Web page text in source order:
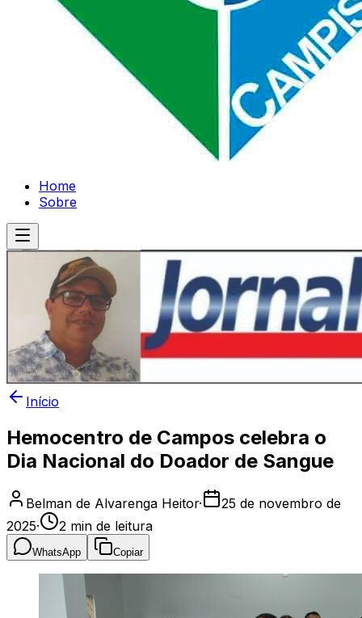
Home
Sobre
Início
Hemocentro de Campos celebra o
Dia Nacional do Doador de Sangue
Belman de Alvarenga Heitor·
25 de novembro de
2025· 2 min de leitura
WhatsApp Copiar